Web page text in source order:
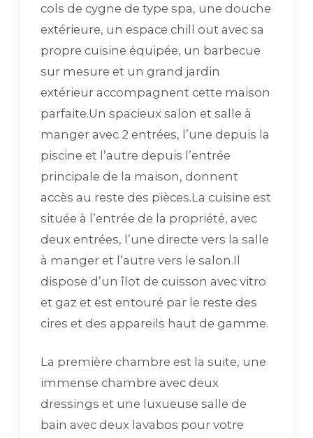
cols de cygne de type spa, une douche
extérieure, un espace chill out avec sa
propre cuisine équipée, un barbecue
sur mesure et un grand jardin
extérieur accompagnent cette maison
parfaite.Un spacieux salon et salle à
manger avec 2 entrées, l’une depuis la
piscine et l’autre depuis l’entrée
principale de la maison, donnent
accès au reste des pièces.La cuisine est
située à l’entrée de la propriété, avec
deux entrées, l’une directe vers la salle
à manger et l’autre vers le salon.Il
dispose d’un îlot de cuisson avec vitro
et gaz et est entouré par le reste des
cires et des appareils haut de gamme.
La première chambre est la suite, une
immense chambre avec deux
dressings et une luxueuse salle de
bain avec deux lavabos pour votre